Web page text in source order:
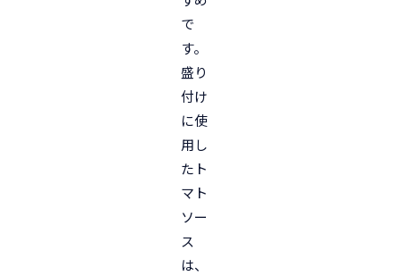
で
す。
盛り
付け
に使
用し
たト
マト
ソー
ス
は、